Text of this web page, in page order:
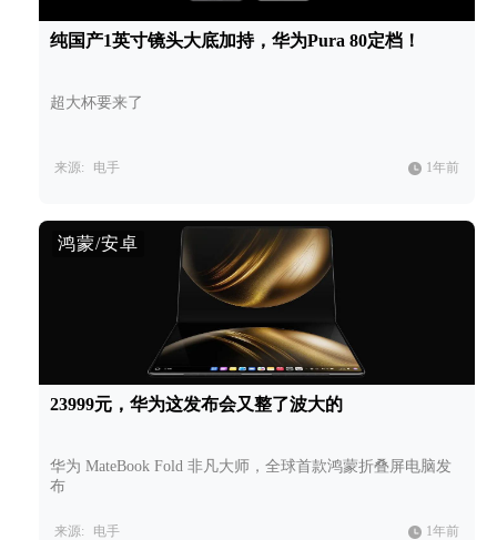
纯国产1英寸镜头大底加持，华为Pura 80定档！
超大杯要来了
来源: 电手 1年前
鸿蒙/安卓
23999元，华为这发布会又整了波大的
华为 MateBook Fold 非凡大师，全球首款鸿蒙折叠屏电脑发
布
来源: 电手 1年前